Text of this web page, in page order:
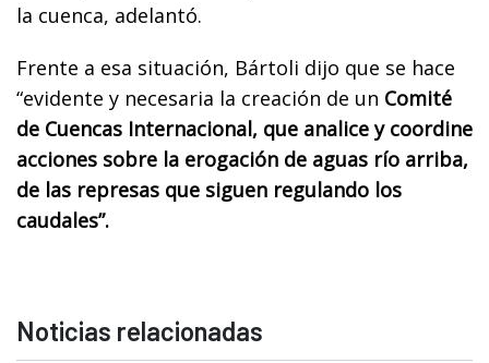
la cuenca, adelantó.
Frente a esa situación, Bártoli dijo que se hace
“evidente y necesaria la creación de un Comité
de Cuencas Internacional, que analice y coordine
acciones sobre la erogación de aguas río arriba,
de las represas que siguen regulando los
caudales”.
Noticias relacionadas